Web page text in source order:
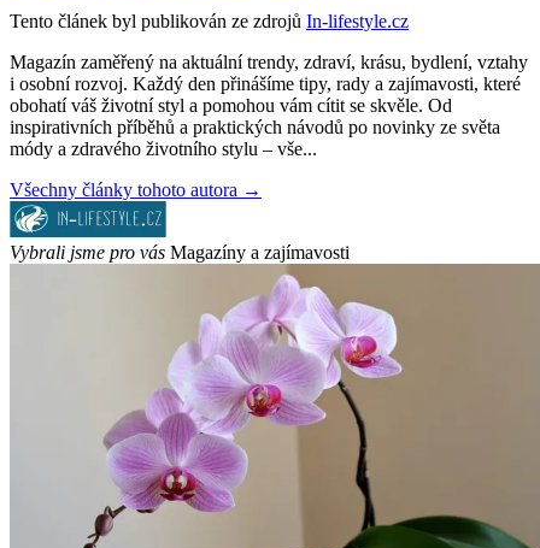
Tento článek byl publikován ze zdrojů In-lifestyle.cz
Magazín zaměřený na aktuální trendy, zdraví, krásu, bydlení, vztahy
i osobní rozvoj. Každý den přinášíme tipy, rady a zajímavosti, které
obohatí váš životní styl a pomohou vám cítit se skvěle. Od
inspirativních příběhů a praktických návodů po novinky ze světa
módy a zdravého životního stylu – vše...
Všechny články tohoto autora →
Vybrali jsme pro vás Magazíny a zajímavosti